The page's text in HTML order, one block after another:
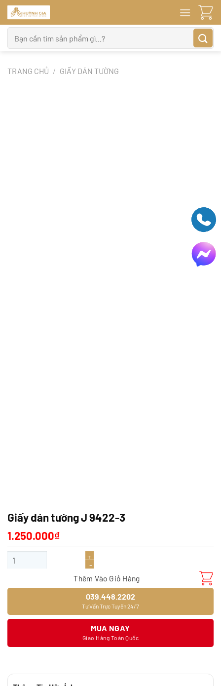
Bỏ
qua
nội
dung
kiếm:
TRANG CHỦ / GIẤY DÁN TƯỜNG
Giấy dán tường J 9422-3
1.250.000₫
Giấy dán tường J 9422-3 số lượng
Thêm Vào Giỏ Hàng
039.448.2202
Tư Vấn Trực Tuyến 24/7
MUA NGAY
Giao Hàng Toàn Quốc